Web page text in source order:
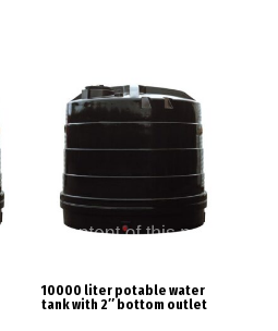
10000 liter potable water
tank with 2″ bottom outlet